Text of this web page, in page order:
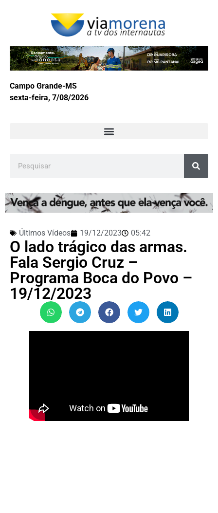
Campo Grande-MS
sexta-feira, 7/08/2026
Últimos Vídeos 19/12/2023 05:42
O lado trágico das armas.
Fala Sergio Cruz –
Programa Boca do Povo –
19/12/2023